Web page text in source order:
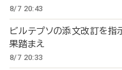
8/7 20:43
ビルテプソの添文改訂
果踏まえ
8/7 20:33